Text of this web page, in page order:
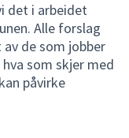
det i arbeidet
Alle forslag
de som jobber
som skjer med
påvirke